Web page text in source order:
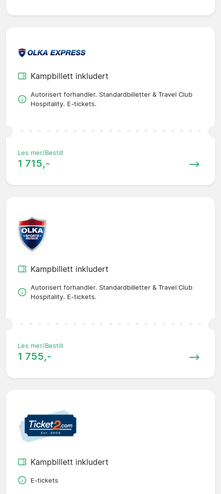
Kampbillett inkludert
Autorisert forhandler. Standardbilletter & Travel Club
Hospitality. E-tickets.
Les mer/Bestill
1 715,-
Kampbillett inkludert
Autorisert forhandler. Standardbilletter & Travel Club
Hospitality. E-tickets.
Les mer/Bestill
1 755,-
Kampbillett inkludert
E-tickets